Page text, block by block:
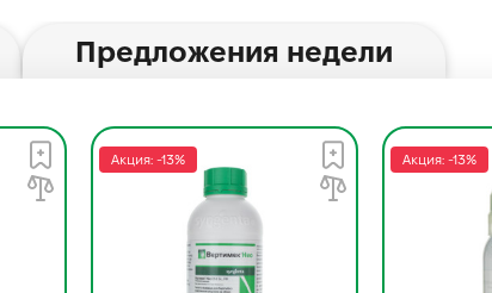
Предложения недели
Акция: -13% Акция: -13%